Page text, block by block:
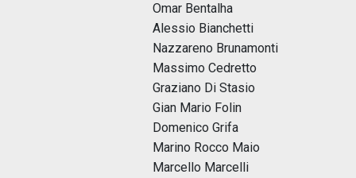
Omar Bentalha
Alessio Bianchetti
Nazzareno Brunamonti
Massimo Cedretto
Graziano Di Stasio
Gian Mario Folin
Domenico Grifa
Marino Rocco Maio
Marcello Marcelli